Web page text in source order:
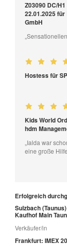
Z03090 DC/
22.01.2025
GmbH
Hostess für
Kids World
hdm
„Ialda war
eine große
Erfolgreich
Sulzbach
Kaufhof Main
Verkäufer/in
Frankfurt: IMEX